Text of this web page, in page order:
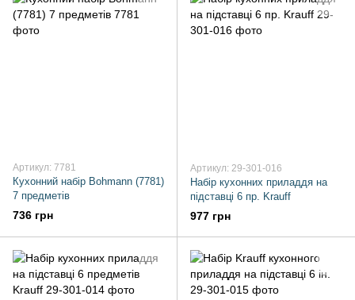
Артикул: 7781
Кухонний набір Bohmann (7781)
7 предметів
736 грн
Артикул: 29-301-016
Набір кухонних приладдя на
підставці 6 пр. Krauff
977 грн